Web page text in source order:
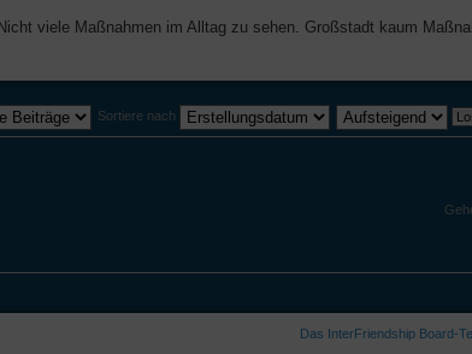
viele Maßnahmen im Alltag zu sehen. Großstadt kaum
Sortiere nach
Das InterFriendship Board-